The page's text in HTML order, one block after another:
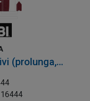
(prolunga,
con: